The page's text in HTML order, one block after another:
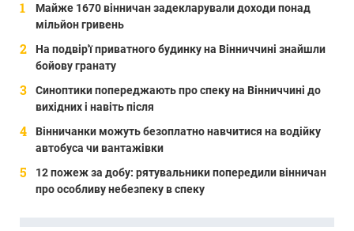
Майже 1670 вінничан задекларували доходи понад
мільйон гривень
На подвір'ї приватного будинку на Вінниччині знайшли
бойову гранату
Синоптики попереджають про спеку на Вінниччині до
вихідних і навіть після
Вінничанки можуть безоплатно навчитися на водійку
автобуса чи вантажівки
12 пожеж за добу: рятувальники попередили вінничан
про особливу небезпеку в спеку